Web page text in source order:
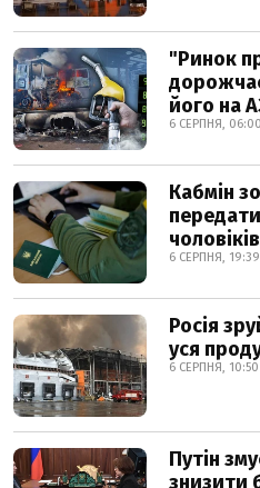
"Ринок
його на
6 СЕРПНЯ, 06:00
Кабмін
6 СЕРПНЯ, 19:39
Росія
уся
6 СЕРПНЯ, 10:50
Путін
знизити